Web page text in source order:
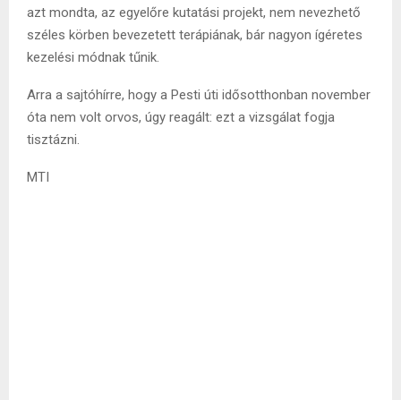
azt mondta, az egyelőre kutatási projekt, nem nevezhető
széles körben bevezetett terápiának, bár nagyon ígéretes
kezelési módnak tűnik.
Arra a sajtóhírre, hogy a Pesti úti idősotthonban november
óta nem volt orvos, úgy reagált: ezt a vizsgálat fogja
tisztázni.
MTI